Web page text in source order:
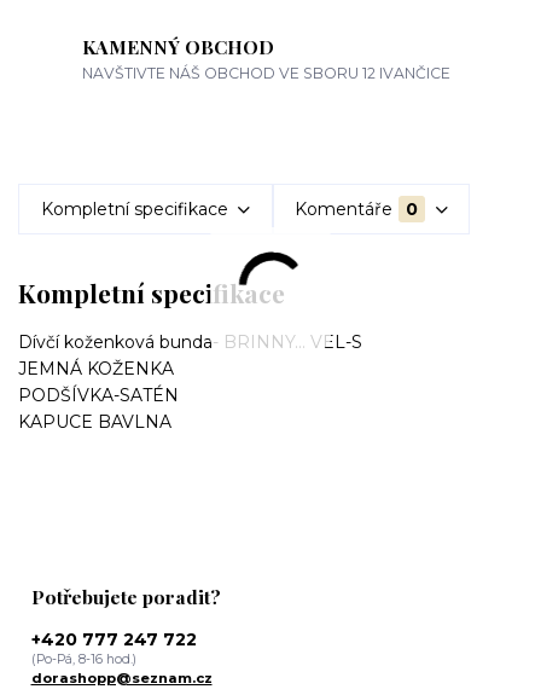
KAMENNÝ OBCHOD
NAVŠTIVTE NÁŠ OBCHOD VE SBORU 12 IVANČICE
Kompletní specifikace Komentáře 0
Kompletní specifikace
Dívčí koženková bunda- BRINNY... VEL-S
JEMNÁ KOŽENKA
PODŠÍVKA-SATÉN
KAPUCE BAVLNA
Potřebujete poradit?
+420 777 247 722
(Po-Pá, 8-16 hod.)
dorashopp@seznam.cz